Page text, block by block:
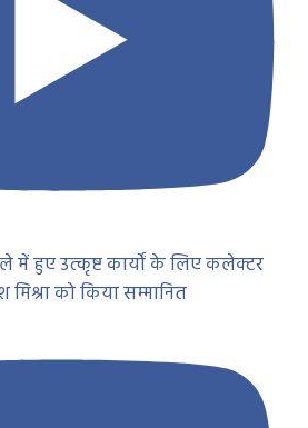
में हुए उत्कृष्ट कार्यों के लिए कलेक्टर
मिश्रा को किया सम्मानित